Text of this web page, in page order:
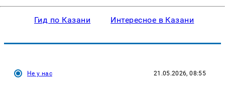
Гид по Казани Интересное в Казани
Не у нас 21.05.2026, 08:55